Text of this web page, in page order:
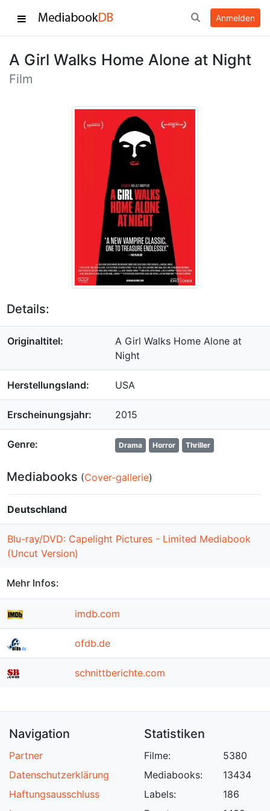
Anmelden
A Girl Walks Home Alone at Night
Film
Details:
Originaltitel:
A Girl Walks Home Alone at
Night
Herstellungsland: USA
Erscheinungsjahr: 2015
Genre: Drama Horror Thriller
Mediabooks (Cover-gallerie)
Deutschland
Blu-ray/DVD: Capelight Pictures - Limited Mediabook
(Uncut Version)
Mehr Infos:
imdb.com
ofdb.de
schnittberichte.com
Navigation
Partner
Datenschutzerklärung
Haftungsausschluss
Statistiken
Filme:
Mediabooks:
Labels:
5380
13434
186